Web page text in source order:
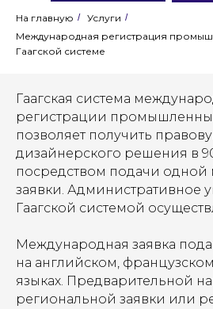
На главную / Услуги /
Международная регистрация
Гаагской системе
Гаагская система
регистрации
позволяет получить
дизайнерского решения в
посредством подачи
заявки. Административное
Гаагской системой
Международная заявка
на английском,
языках. Предварительной
региональной заявки или